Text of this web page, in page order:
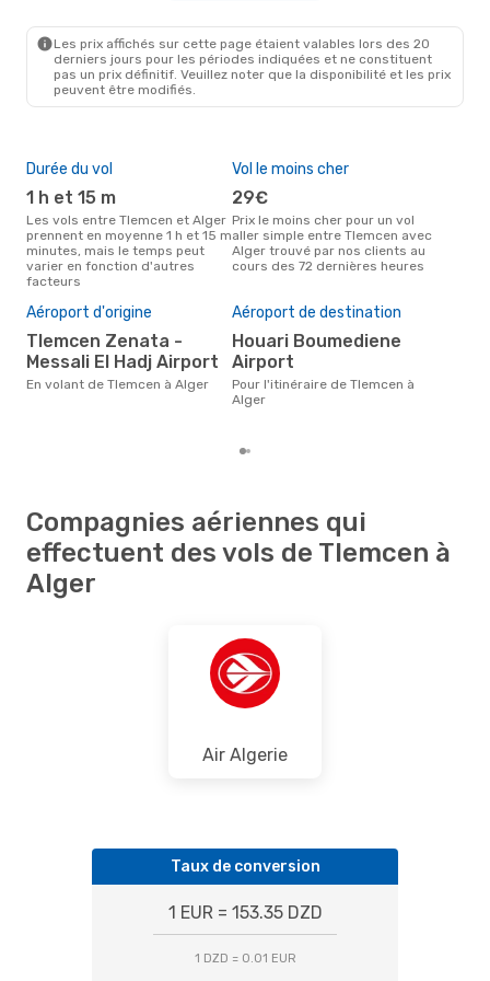
Les prix affichés sur cette page étaient valables lors des 20
derniers jours pour les périodes indiquées et ne constituent
pas un prix définitif. Veuillez noter que la disponibilité et les prix
peuvent être modifiés.
Durée du vol
1 h et 15 m
Les vols entre Tlemcen et Alger
prennent en moyenne 1 h et 15 m
minutes, mais le temps peut
varier en fonction d'autres
facteurs
Vol le moins cher
29€
Prix le moins cher pour un vol
aller simple entre Tlemcen avec
Alger trouvé par nos clients au
cours des 72 dernières heures
Aéroport d'origine
Tlemcen Zenata -
Messali El Hadj Airport
En volant de Tlemcen à Alger
Aéroport de destination
Houari Boumediene
Airport
Pour l'itinéraire de Tlemcen à
Alger
Compagnies aériennes qui
effectuent des vols de Tlemcen à
Alger
Air Algerie
Taux de conversion
1 EUR = 153.35 DZD
1 DZD = 0.01 EUR